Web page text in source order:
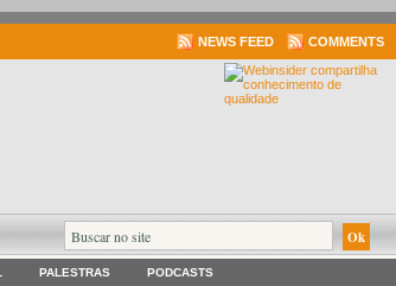
NEWS FEED COMMENTS
PALESTRAS PODCASTS